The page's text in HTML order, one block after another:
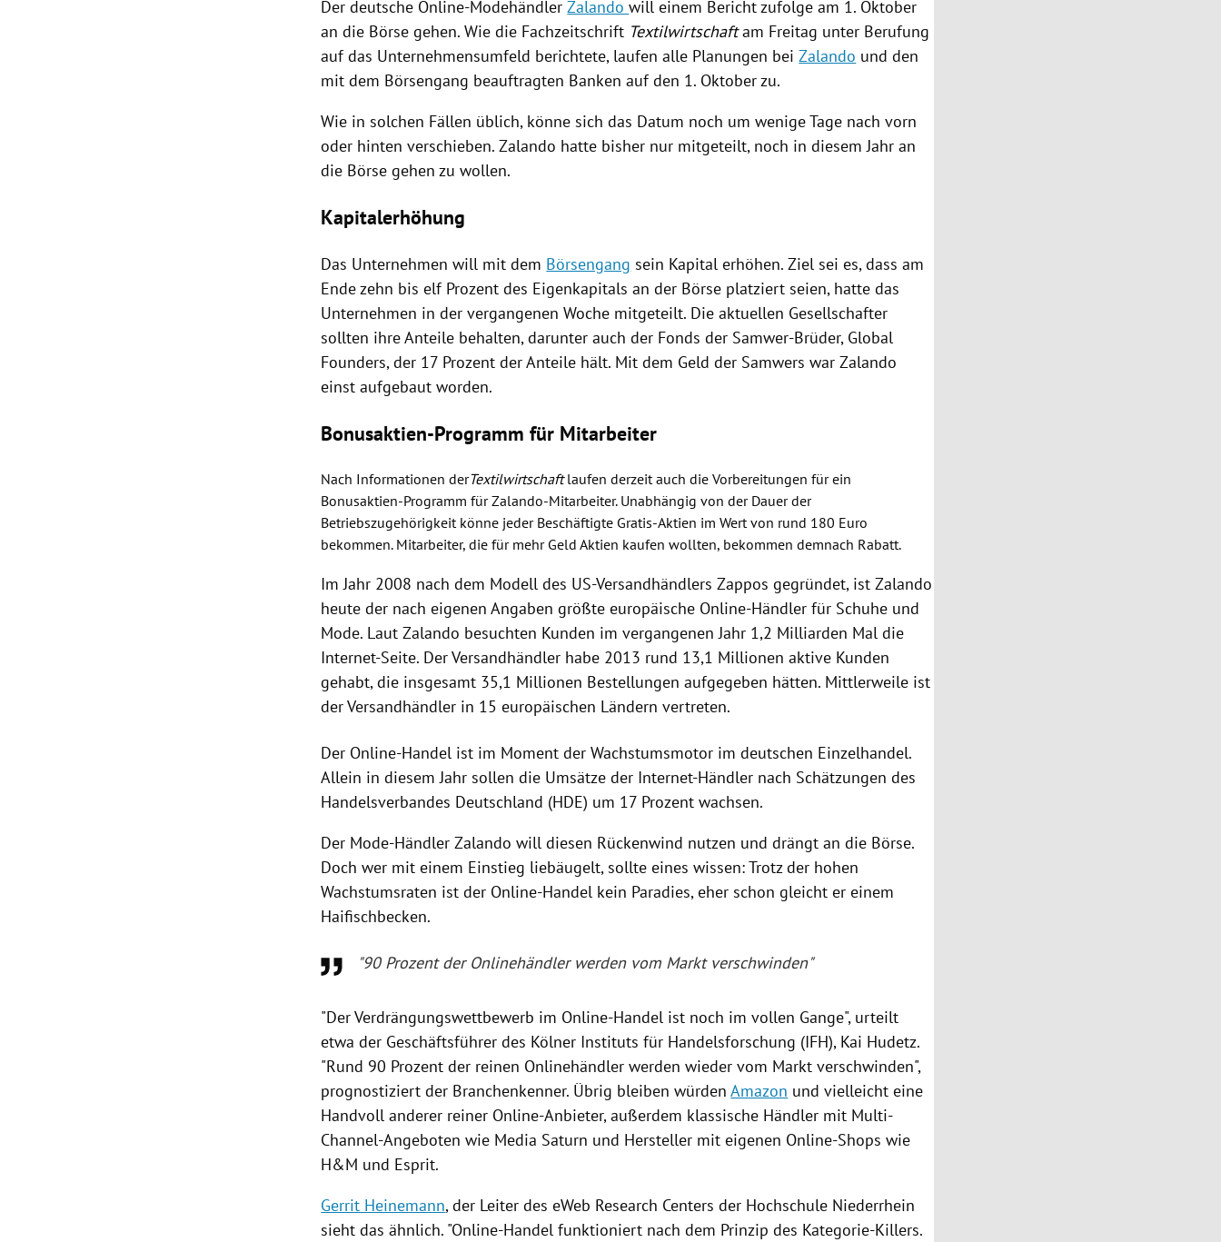
Der deutsche Online-ModehändlerZalandowill einem Bericht zufolge am 1. Oktober
an die Börse gehen. Wie die Fachzeitschrift Textilwirtschaftam Freitag unter Berufung
auf das Unternehmensumfeld berichtete, laufen alle Planungen beiZalando und den
mit dem Börsengang beauftragten Banken auf den 1. Oktober zu.
Wie in solchen Fällen üblich, könne sich das Datum noch um wenige Tage nach vorn
oder hinten verschieben.Zalando hatte bisher nur mitgeteilt, noch in diesem Jahr an
die Börse gehen zu wollen.
Kapitalerhöhung
Das Unternehmen will mit dem Börsengang sein Kapital erhöhen. Ziel sei es, dass am
Ende zehn bis elf Prozent des Eigenkapitals an der Börse platziert seien, hatte das
Unternehmen in der vergangenen Woche mitgeteilt. Die aktuellen Gesellschafter
sollten ihre Anteile behalten, darunter auch der Fonds der Samwer-Brüder, Global
Founders, der 17 Prozent der Anteile hält. Mit dem Geld der Samwers warZalando
einst aufgebaut worden.
Bonusaktien-Programm für Mitarbeiter
Nach Informationen derTextilwirtschaftlaufen derzeit auch die Vorbereitungen für ein
Bonusaktien-Programm für Zalando-Mitarbeiter. Unabhängig von der Dauer der
Betriebszugehörigkeit könne jeder Beschäftigte Gratis-Aktien im Wert von rund 180 Euro
bekommen. Mitarbeiter, die für mehr Geld Aktien kaufen wollten, bekommen demnach Rabatt.
Im Jahr 2008 nach dem Modell des US-Versandhändlers Zappos gegründet, istZalando
heute der nach eigenen Angaben größte europäische Online-Händler für Schuhe und
Mode. LautZalando besuchten Kunden im vergangenen Jahr 1,2 Milliarden Mal die
Internet-Seite. Der Versandhändler habe 2013 rund 13,1 Millionen aktive Kunden
gehabt, die insgesamt 35,1 Millionen Bestellungen aufgegeben hätten. Mittlerweile ist
der Versandhändler in 15 europäischen Ländern vertreten.
Der Online-Handel ist im Moment der Wachstumsmotor im deutschen Einzelhandel.
Allein in diesem Jahr sollen die Umsätze der Internet-Händler nach Schätzungen des
Handelsverbandes Deutschland (HDE) um 17 Prozent wachsen.
Der Mode-HändlerZalando will diesen Rückenwind nutzen und drängt an die Börse.
Doch wer mit einem Einstieg liebäugelt, sollte eines wissen: Trotz der hohen
Wachstumsraten ist der Online-Handel kein Paradies, eher schon gleicht er einem
Haifischbecken.
"90 Prozent der Onlinehändler werden vom Markt verschwinden"
"Der Verdrängungswettbewerb im Online-Handel ist noch im vollen Gange", urteilt
etwa der Geschäftsführer des Kölner Instituts für Handelsforschung (IFH), Kai Hudetz.
"Rund 90 Prozent der reinen Onlinehändler werden wieder vom Markt verschwinden",
prognostiziert der Branchenkenner. Übrig bleiben würdenAmazon und vielleicht eine
Handvoll anderer reiner Online-Anbieter, außerdem klassische Händler mit Multi-
Channel-Angeboten wie Media Saturn und Hersteller mit eigenen Online-Shops wie
H&M und Esprit.
Gerrit Heinemann, der Leiter des eWeb Research Centers der Hochschule Niederrhein
sieht das ähnlich. "Online-Handel funktioniert nach dem Prinzip des Kategorie-Killers.